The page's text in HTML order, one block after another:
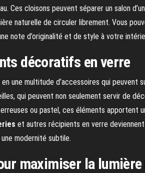
Ces cloisons peuvent séparer un salon
naturelle de circuler librement. Vous
note d’originalité et de style à votre
décoratifs en verre
une multitude d’accessoires qui peuvent
qui peuvent non seulement servir de
ou pastel, ces éléments apportent
et autres récipients en verre
modernité subtile.
maximiser la